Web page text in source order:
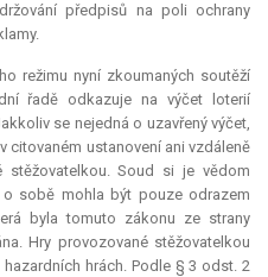
předpisů na poli ochrany
režimu nyní zkoumaných soutěží
řadě odkazuje na výčet loterií
se nejedná o uzavřený výčet,
citovaném ustanovení ani vzdáleně
stěžovatelkou. Soud si je vědom
sobě mohla být pouze odrazem
byla tomuto zákonu ze strany
Hry provozované stěžovatelkou
hrách. Podle § 3 odst. 2